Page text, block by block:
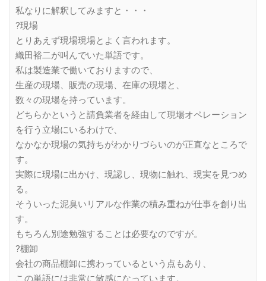
私なりに解釈してみますと・・・
?現場
とりあえず現場現場とよく言われます。
織田裕二が叫んでいた単語です。
私は製造業で働いておりますので、
生産の現場、販売の現場、在庫の現場と、
数々の現場を持っています。
どちらかというと請負業者を経由して現場オペレーション
を行う立場にいるわけで、
なかなか現場の気持ちがわかりづらいのが正直なところで
す。
実際に現場に出かけ、現認し、現物に触れ、現実を見つめ
る。
そういった泥臭いリアルな作業の積み重ねが仕事を創り出
す。
もちろん別途勉強することは必要なのですが。
?棚卸
会社の商品棚卸に携わっているという点もあり、
この単語には非常に敏感になっています。